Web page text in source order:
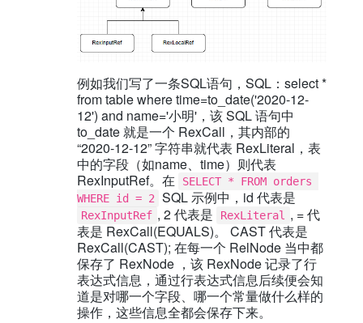
例如我们写了一条SQL语句，SQL：select *
from table where time=to_date('2020-12-
12') and name='小明'，该 SQL 语句中
to_date 就是一个 RexCall，其内部的
“2020-12-12” 字符串就代表 RexLiteral，表
中的字段（如name、time）则代表
RexInputRef。在
SELECT * FROM orders
WHERE id = 2
SQL 示例中，id 代表是
RexInputRef , 2 代表是 RexLiteral
, = 代
表是 RexCall(EQUALS)。 CAST 代表是
RexCall(CAST); 在每一个 RelNode 当中都
保存了 RexNode ，该 RexNode 记录了行
表达式信息，通过行表达式信息后续便会知
道是对哪一个字段、哪一个常量做什么样的
操作，这些信息全都会保存下来。